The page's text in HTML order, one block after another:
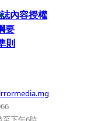
內容授權
要
則